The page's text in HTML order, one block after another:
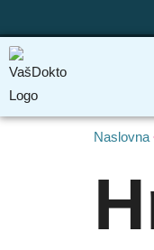
Naslovna